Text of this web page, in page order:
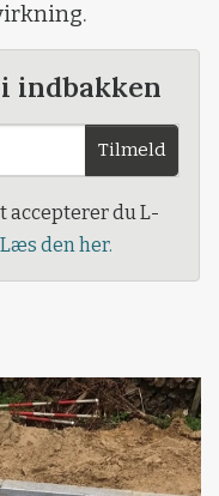
indbakken
Tilmeld
accepterer du L-
Læs den her.